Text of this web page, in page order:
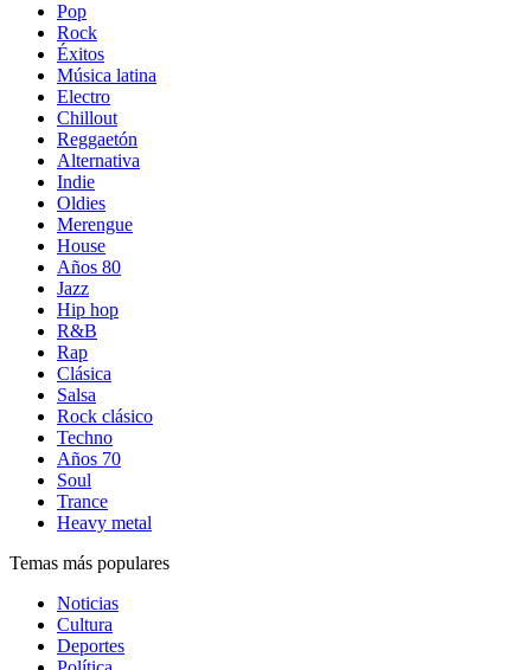
Pop
Rock
Éxitos
Música latina
Electro
Chillout
Reggaetón
Alternativa
Indie
Oldies
Merengue
House
Años 80
Jazz
Hip hop
R&B
Rap
Clásica
Salsa
Rock clásico
Techno
Años 70
Soul
Trance
Heavy metal
Temas más populares
Noticias
Cultura
Deportes